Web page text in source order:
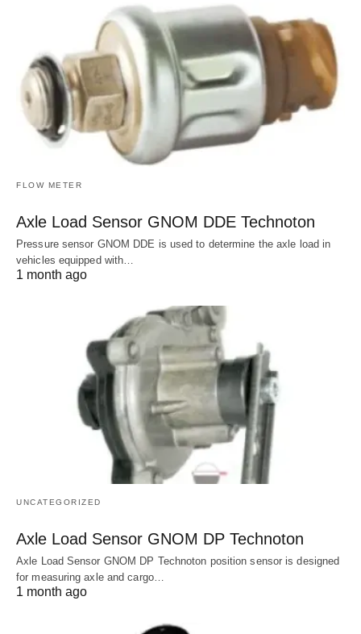
FLOW METER
Axle Load Sensor GNOM DDE Technoton
Pressure sensor GNOM DDE is used to determine the axle load in
vehicles equipped with…
1 month ago
UNCATEGORIZED
Axle Load Sensor GNOM DP Technoton
Axle Load Sensor GNOM DP Technoton position sensor is designed
for measuring axle and cargo…
1 month ago